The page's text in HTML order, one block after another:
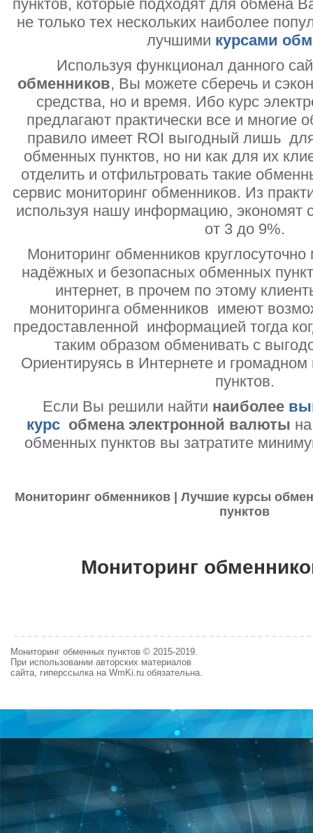
пунктов, которые подходят для обмена
не только тех нескольких наиболее
лучшими курсами
Используя функционал данного
обменников, Вы можете сберечь и
средства, но и время. Ибо курс
предлагают практически все и многие
правило имеет ROI выгодный лишь
обменных пунктов, но ни как для их
отделить и отфильтровать такие
сервис мониторинг обменников. Из
используя нашу информацию, экономят
от 3 до 9%.
Мониторинг обменников круглосуточно
надёжных и безопасных обменных
интернет, в прочем по этому
мониторинга обменников имеют
предоставленной информацией тогда
таким образом обменивать с
Ориентируясь в Интернете и
пунктов.
Если Вы решили найти наиболее
курс обмена электронной валюты
обменных пунктов вы затратите
Мониторинг обменников | Лучшие курсы
пунктов
Мониторинг
Мониторинг обменных пунктов © 2015-2019.
При использовании авторских материалов
сайта, гиперссылка на WmKi.ru обязательна.